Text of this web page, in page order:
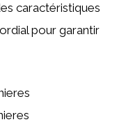
caractéristiques
pour garantir